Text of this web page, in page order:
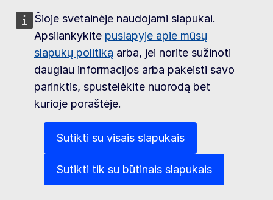
Šioje svetainėje naudojami slapukai.
Apsilankykite puslapyje apie mūsų
slapukų politiką arba, jei norite sužinoti
daugiau informacijos arba pakeisti savo
parinktis, spustelėkite nuorodą bet
kurioje poraštėje.
Sutikti su visais slapukais
Sutikti tik su būtinais slapukais
to the 1998 Protocol to the 1979 Convention
on Long-Range Transboundary Air Pollution
on Heavy Metals (OJ L-127 18/05/2016)
(CELEX 32016D0768)
Council Decision 2006/507/EC of 14
October 2004 concerning the conclusion, on
behalf of the European Community, of the
Stockholm Convention on Persistent Organic
Pollutants (OJ L-209 31/07/2006)(CELEX
32006D0507)